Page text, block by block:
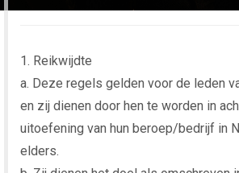
1. Reikwijdte
a. Deze regels gelden voor de leden
en zij dienen door hen te worden in
uitoefening van hun beroep/bedrijf in
elders.